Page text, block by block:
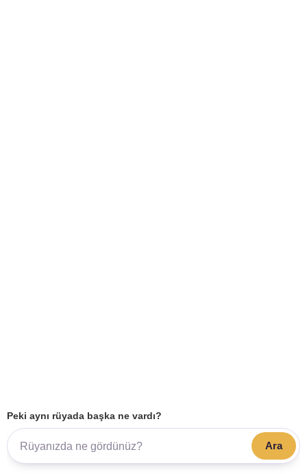
Peki aynı rüyada başka ne vardı?
Ara